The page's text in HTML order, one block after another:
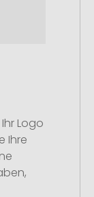
Logo
Ihre